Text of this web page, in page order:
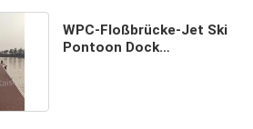
WPC-Floßbrücke-Jet Ski
Pontoon Dock